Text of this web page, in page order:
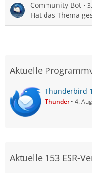
Community-Bot
Hat das Thema
Aktuelle
Thunderbird
Thunder 4.
Aktuelle 153 ESR-